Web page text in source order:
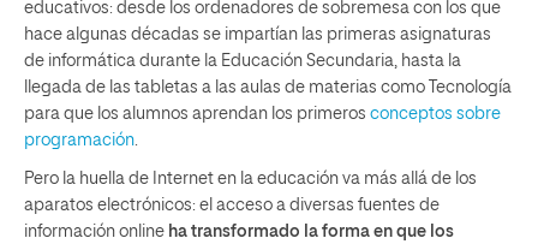
educativos: desde los ordenadores de sobremesa con los que
hace algunas décadas se impartían las primeras asignaturas
de informática durante la Educación Secundaria, hasta la
llegada de las tabletas a las aulas de materias como Tecnología
para que los alumnos aprendan los primeros conceptos sobre
programación.
Pero la huella de Internet en la educación va más allá de los
aparatos electrónicos: el acceso a diversas fuentes de
información online ha transformado la forma en que los